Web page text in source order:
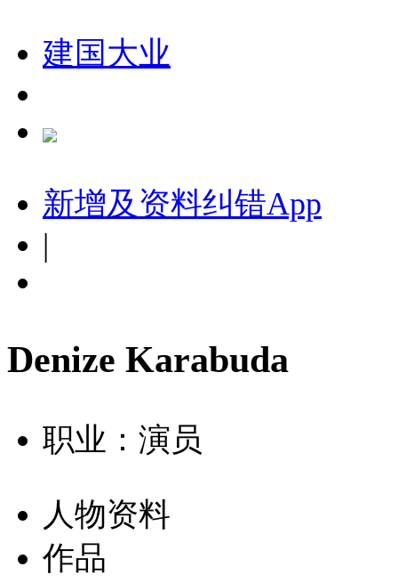
建国大业
新增及资料纠错App
|
Denize Karabuda
职业：演员
人物资料
作品